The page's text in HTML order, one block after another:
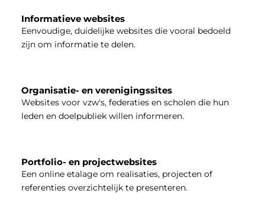
Informatieve websites
Eenvoudige, duidelijke websites die vooral bedoeld
zijn om informatie te delen.
Organisatie- en verenigingssites
Websites voor vzw's, federaties en scholen die hun
leden en doelpubliek willen informeren.
Portfolio- en projectwebsites
Een online etalage om realisaties, projecten of
referenties overzichtelijk te presenteren.